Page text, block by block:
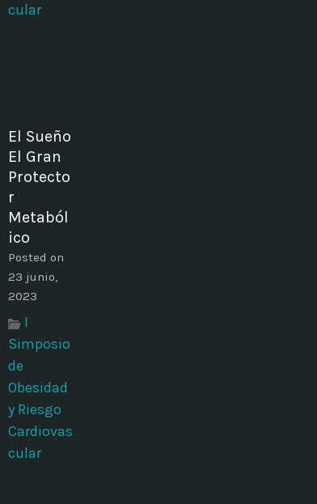
cular
El Sueño
El Gran
Protecto
r
Metaból
ico
Posted on
23 junio,
2023
I
Simposio
de
Obesidad
y Riesgo
Cardiovas
cular